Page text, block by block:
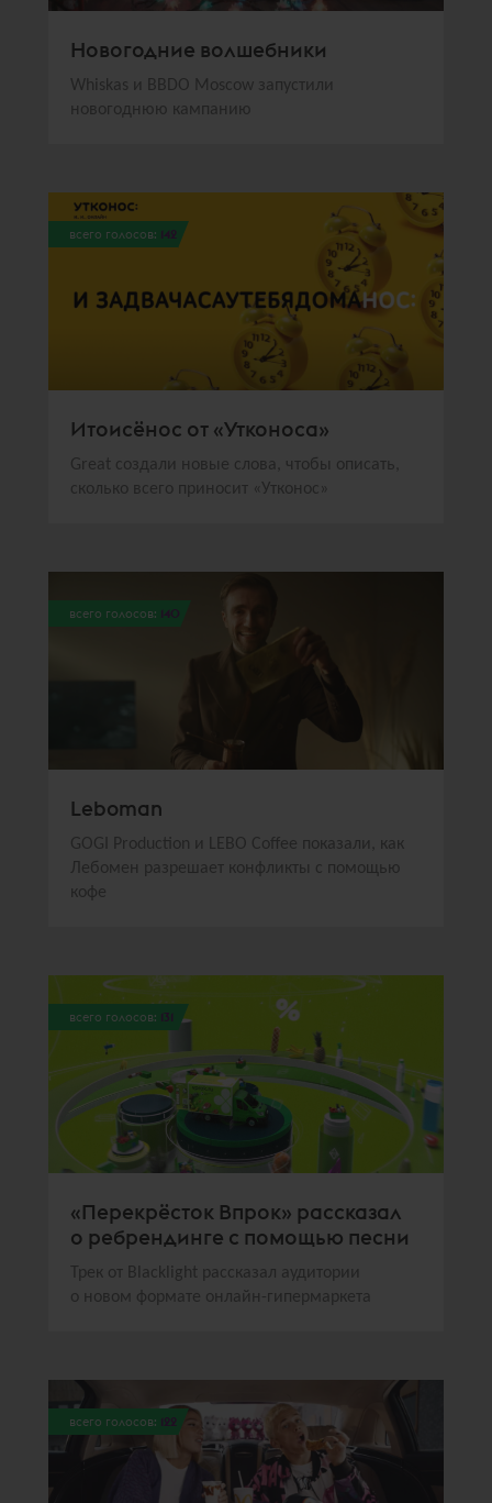
Новогодние волшебники
Whiskas и BBDO Moscow запустили
новогоднюю кампанию
всего голосов: 142
Итоисёнос от «Утконоса»
Great создали новые слова, чтобы описать,
сколько всего приносит «Утконос»
всего голосов: 140
Leboman
GOGI Production и LEBO Coffee показали, как
Лебомен разрешает конфликты с помощью
кофе
всего голосов: 131
«Перекрёсток Впрок» рассказал
о ребрендинге с помощью песни
Трек от Blacklight рассказал аудитории
о новом формате онлайн-гипермаркета
всего голосов: 122